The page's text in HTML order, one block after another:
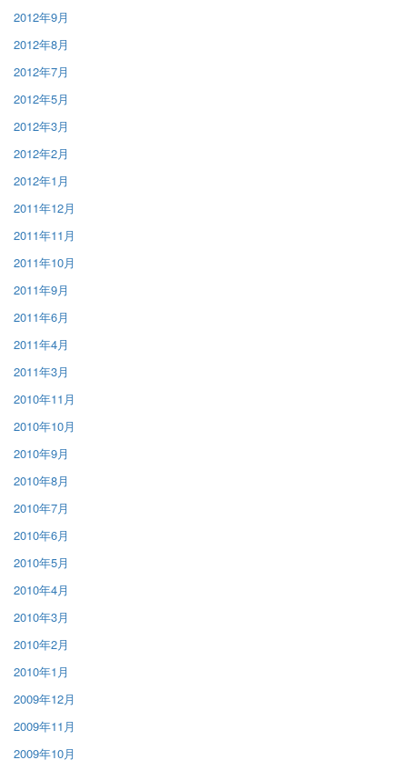
2012年9月
2012年8月
2012年7月
2012年5月
2012年3月
2012年2月
2012年1月
2011年12月
2011年11月
2011年10月
2011年9月
2011年6月
2011年4月
2011年3月
2010年11月
2010年10月
2010年9月
2010年8月
2010年7月
2010年6月
2010年5月
2010年4月
2010年3月
2010年2月
2010年1月
2009年12月
2009年11月
2009年10月